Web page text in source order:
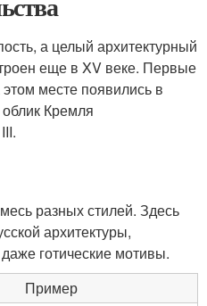
а целый архитектурный
еще в XV веке. Первые
месте появились в
Кремля
разных стилей. Здесь
архитектуры,
готические мотивы.
Пример